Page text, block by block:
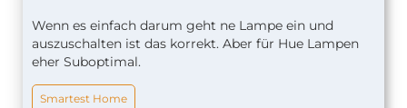
Wenn es einfach darum geht ne Lampe ein und
auszuschalten ist das korrekt. Aber für Hue Lampen
eher Suboptimal.
Smartest Home